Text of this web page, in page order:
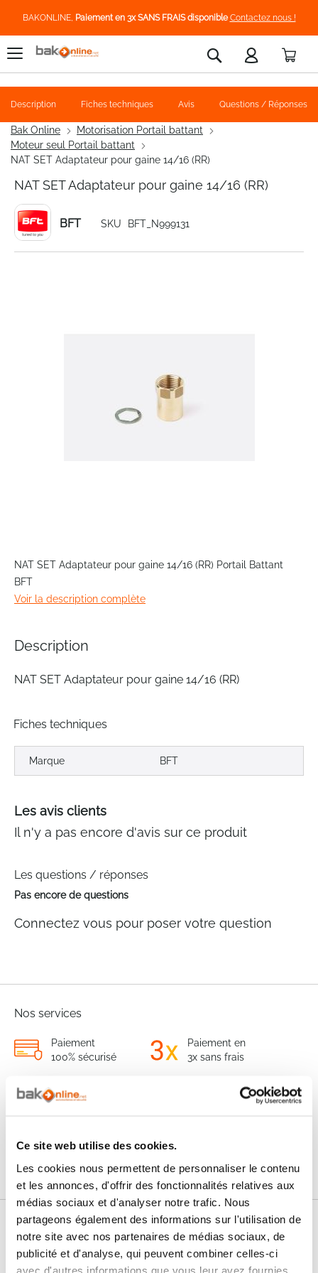
Ce site web utilise des cookies.
Les cookies nous permettent de personnaliser le contenu
et les annonces, d'offrir des fonctionnalités relatives aux
médias sociaux et d'analyser notre trafic. Nous
partageons également des informations sur l'utilisation de
notre site avec nos partenaires de médias sociaux, de
publicité et d'analyse, qui peuvent combiner celles-ci
avec d'autres informations que vous leur avez fournies
BAKONLINE, Paiement en 3x SANS FRAIS disponible Contactez nous !
Rechercher
Bak Online
Motorisation Portail battant
Moteur seul Portail battant
NAT SET Adaptateur pour gaine 14/16 (RR)
NAT SET Adaptateur pour gaine 14/16 (RR)
BFT SKU BFT_N999131
to
the
of
gallery
NAT SET Adaptateur pour gaine 14/16 (RR) Portail Battant
BFT
Voir la description complète
Description Fiches techniques Avis Questions / Réponses
Description
NAT SET Adaptateur pour gaine 14/16 (RR)
Fiches techniques
Marque BFT
Les avis clients
Il n'y a pas encore d'avis sur ce produit
Les questions / réponses
Pas encore de questions
Connectez vous pour poser votre question
Nos services
Paiement
100% sécurisé
Paiement en
3x sans frais
Livraison
SAV & Retours
Garanties
Nos conseils
FAQ